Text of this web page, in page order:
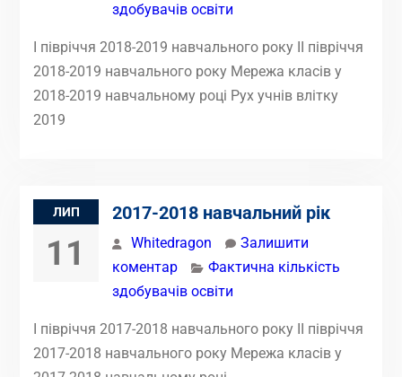
здобувачів освіти
І півріччя 2018-2019 навчального року ІІ півріччя
2018-2019 навчального року Мережа класів у
2018-2019 навчальному році Рух учнів влітку
2019
ЛИП
11
2017-2018 навчальний рік
Whitedragon
Залишити
коментар
Фактична кількість
здобувачів освіти
І півріччя 2017-2018 навчального року ІІ півріччя
2017-2018 навчального року Мережа класів у